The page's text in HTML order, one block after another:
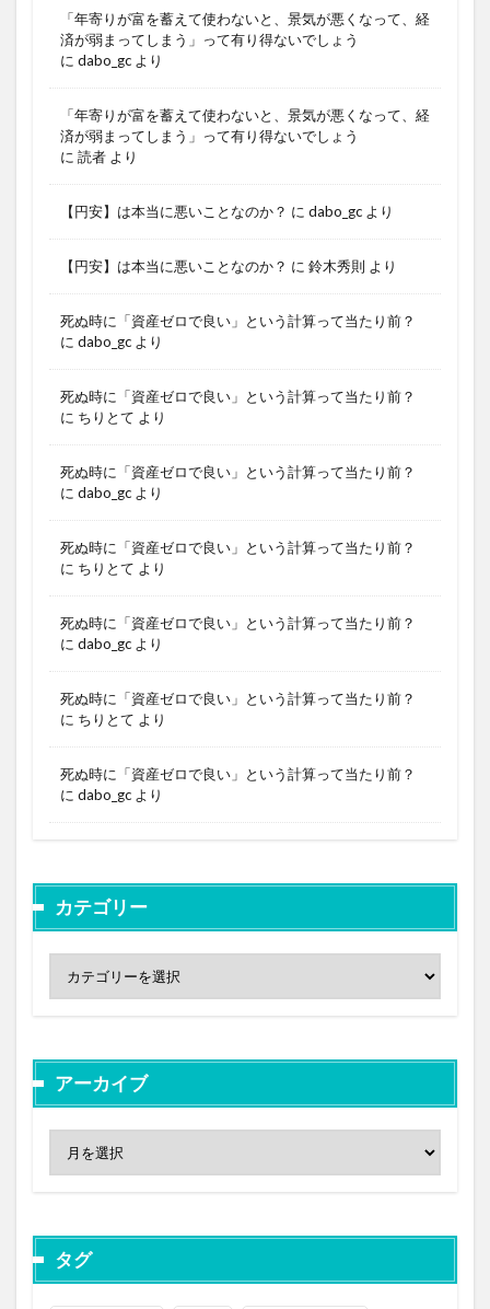
「年寄りが富を蓄えて使わないと、景気が悪くなって、経
済が弱まってしまう」って有り得ないでしょう
に dabo_gc より
「年寄りが富を蓄えて使わないと、景気が悪くなって、経
済が弱まってしまう」って有り得ないでしょう
に 読者 より
【円安】は本当に悪いことなのか？ に dabo_gc より
【円安】は本当に悪いことなのか？ に 鈴木秀則 より
死ぬ時に「資産ゼロで良い」という計算って当たり前？
に dabo_gc より
死ぬ時に「資産ゼロで良い」という計算って当たり前？
に ちりとて より
死ぬ時に「資産ゼロで良い」という計算って当たり前？
に dabo_gc より
死ぬ時に「資産ゼロで良い」という計算って当たり前？
に ちりとて より
死ぬ時に「資産ゼロで良い」という計算って当たり前？
に dabo_gc より
死ぬ時に「資産ゼロで良い」という計算って当たり前？
に ちりとて より
死ぬ時に「資産ゼロで良い」という計算って当たり前？
に dabo_gc より
カテゴリー
アーカイブ
タグ